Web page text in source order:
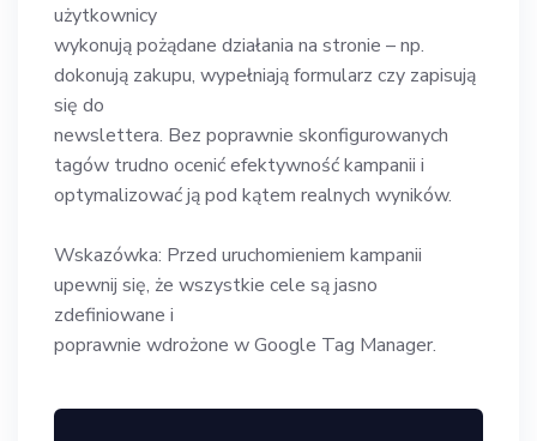
użytkownicy
wykonują pożądane działania na stronie – np.
dokonują zakupu, wypełniają formularz czy zapisują
się do
newslettera. Bez poprawnie skonfigurowanych
tagów trudno ocenić efektywność kampanii i
optymalizować ją pod kątem realnych wyników.
Wskazówka: Przed uruchomieniem kampanii
upewnij się, że wszystkie cele są jasno
zdefiniowane i
poprawnie wdrożone w Google Tag Manager.